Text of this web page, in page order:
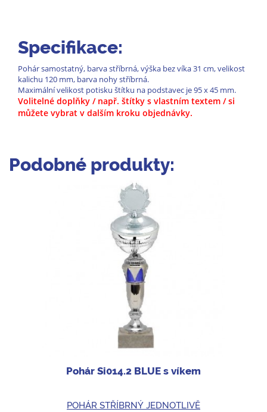
Specifikace:
Pohár samostatný, barva stříbrná, výška bez víka 31 cm, velikost
kalichu 120 mm, barva nohy stříbrná.
Maximální velikost potisku štítku na podstavec je 95 x 45 mm.
Volitelné doplňky / např. štítky s vlastním textem / si
můžete vybrat v dalším kroku objednávky.
Podobné produkty:
Pohár Si014.2 BLUE s víkem
POHÁR STŘÍBRNÝ JEDNOTLIVĚ